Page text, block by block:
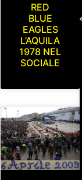
RED
BLUE
EAGLES
L’AQUILA
1978 NEL
SOCIALE